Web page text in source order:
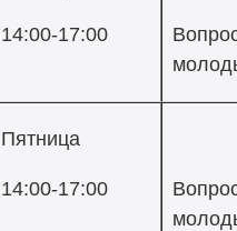
14:00-17:00
Пятница
14:00-17:00